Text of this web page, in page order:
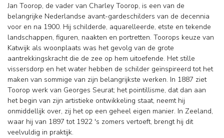
Jan Toorop, de vader van Charley Toorop, is een van de
belangrijke Nederlandse avant-gardeschilders van de decennia
voor en na 1900. Hij schilderde, aquarelleerde, etste en tekende
landschappen, figuren, naakten en portretten. Toorops keuze van
Katwijk als woonplaats was het gevolg van de grote
aantrekkingskracht die de zee op hem uitoefende. Het stille
vissersdorp en het water hebben de schilder geïnspireerd tot het
maken van sommige van zijn belangrijkste werken. In 1887 ziet
Toorop werk van Georges Seurat; het pointillisme, dat dan aan
het begin van zijn artistieke ontwikkeling staat, neemt hij
onmiddellijk over, zij het op een geheel eigen manier. In Zeeland,
waar hij van 1897 tot 1922 's zomers vertoeft, brengt hij dit
veelvuldig in praktijk.